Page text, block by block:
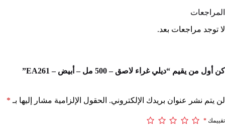
المراجعات
لا توجد مراجعات بعد.
كن أول من يقيم “ديلي غراء لاصق – 500 مل – أبيض – EA261”
لن يتم نشر عنوان بريدك الإلكتروني. الحقول الإلزامية مشار إليها بـ *
تقييمك *